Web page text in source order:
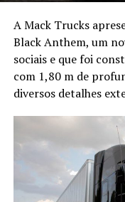
A Mack Trucks
Black Anthem, um
sociais e que foi
com 1,80 m de
diversos detalhes